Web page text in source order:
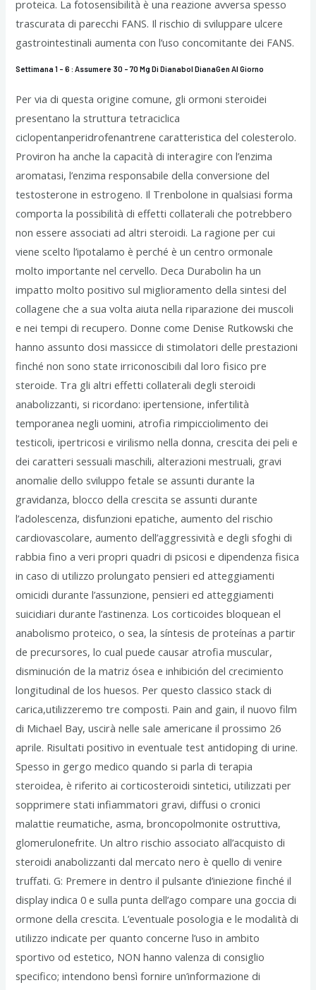
proteica. La fotosensibilità è una reazione avversa spesso
trascurata di parecchi FANS. Il rischio di sviluppare ulcere
gastrointestinali aumenta con l’uso concomitante dei FANS.
Settimana 1 – 6 : Assumere 30 – 70 Mg Di Dianabol DianaGen Al Giorno
Per via di questa origine comune, gli ormoni steroidei
presentano la struttura tetraciclica
ciclopentanperidrofenantrene caratteristica del colesterolo.
Proviron ha anche la capacità di interagire con l’enzima
aromatasi, l’enzima responsabile della conversione del
testosterone in estrogeno. Il Trenbolone in qualsiasi forma
comporta la possibilità di effetti collaterali che potrebbero
non essere associati ad altri steroidi. La ragione per cui
viene scelto l’ipotalamo è perché è un centro ormonale
molto importante nel cervello. Deca Durabolin ha un
impatto molto positivo sul miglioramento della sintesi del
collagene che a sua volta aiuta nella riparazione dei muscoli
e nei tempi di recupero. Donne come Denise Rutkowski che
hanno assunto dosi massicce di stimolatori delle prestazioni
finché non sono state irriconoscibili dal loro fisico pre
steroide. Tra gli altri effetti collaterali degli steroidi
anabolizzanti, si ricordano: ipertensione, infertilità
temporanea negli uomini, atrofia rimpicciolimento dei
testicoli, ipertricosi e virilismo nella donna, crescita dei peli e
dei caratteri sessuali maschili, alterazioni mestruali, gravi
anomalie dello sviluppo fetale se assunti durante la
gravidanza, blocco della crescita se assunti durante
l’adolescenza, disfunzioni epatiche, aumento del rischio
cardiovascolare, aumento dell’aggressività e degli sfoghi di
rabbia fino a veri propri quadri di psicosi e dipendenza fisica
in caso di utilizzo prolungato pensieri ed atteggiamenti
omicidi durante l’assunzione, pensieri ed atteggiamenti
suicidiari durante l’astinenza. Los corticoides bloquean el
anabolismo proteico, o sea, la síntesis de proteínas a partir
de precursores, lo cual puede causar atrofia muscular,
disminución de la matriz ósea e inhibición del crecimiento
longitudinal de los huesos. Per questo classico stack di
carica,utilizzeremo tre composti. Pain and gain, il nuovo film
di Michael Bay, uscirà nelle sale americane il prossimo 26
aprile. Risultati positivo in eventuale test antidoping di urine.
Spesso in gergo medico quando si parla di terapia
steroidea, è riferito ai corticosteroidi sintetici, utilizzati per
sopprimere stati infiammatori gravi, diffusi o cronici
malattie reumatiche, asma, broncopolmonite ostruttiva,
glomerulonefrite. Un altro rischio associato all’acquisto di
steroidi anabolizzanti dal mercato nero è quello di venire
truffati. G: Premere in dentro il pulsante d’iniezione finché il
display indica 0 e sulla punta dell’ago compare una goccia di
ormone della crescita. L’eventuale posologia e le modalità di
utilizzo indicate per quanto concerne l’uso in ambito
sportivo od estetico, NON hanno valenza di consiglio
specifico; intendono bensì fornire un’informazione di